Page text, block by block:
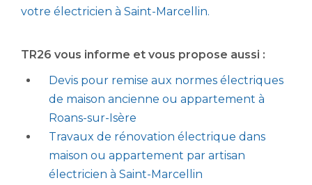
votre électricien à Saint-Marcellin.
TR26 vous informe et vous propose aussi :
Devis pour remise aux normes électriques
de maison ancienne ou appartement à
Roans-sur-Isère
Travaux de rénovation électrique dans
maison ou appartement par artisan
électricien à Saint-Marcellin